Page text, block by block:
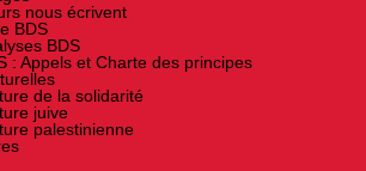
nous écrivent
BDS
BDS
: Appels et Charte des principes
de la solidarité
juive
palestinienne